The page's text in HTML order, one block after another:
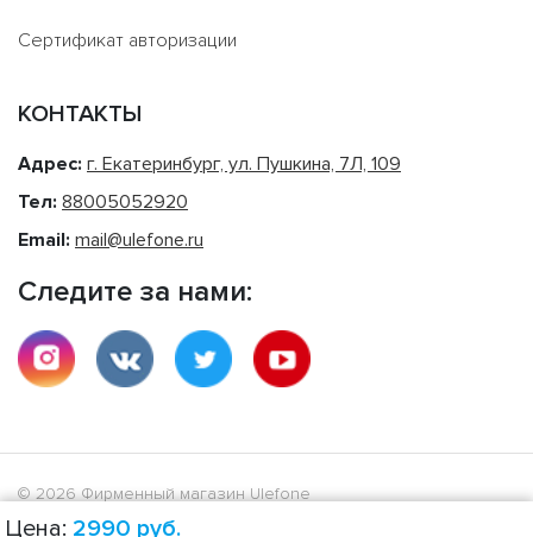
Цена: 2990 руб.
Сертификат авторизации
КОНТАКТЫ
Адрес: г. Екатеринбург, ул. Пушкина, 7Л, 109
Тел: 88005052920
Email: mail@ulefone.ru
Следите за нами:
© 2026 Фирменный магазин Ulefone